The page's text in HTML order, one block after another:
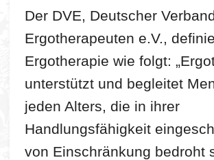
Der DVE, Deutscher
Ergotherapeuten e.V.,
Ergotherapie wie folgt:
unterstützt und begleitet
jeden Alters, die in ihrer
Handlungsfähigkeit
von Einschränkung bedroht